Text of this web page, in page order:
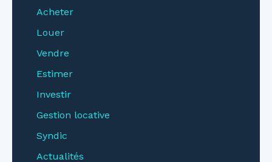
Acheter
Louer
Vendre
Estimer
Investir
Gestion locative
Syndic
Actualités